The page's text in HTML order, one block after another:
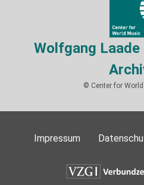
Wolfgang
© Center for
Impressum